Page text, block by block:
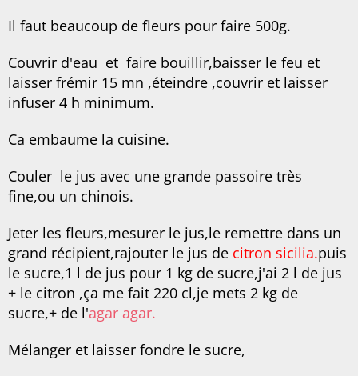
Il faut beaucoup de fleurs pour faire 500g.
Couvrir d'eau et faire bouillir,baisser le feu et
laisser frémir 15 mn ,éteindre ,couvrir et laisser
infuser 4 h minimum.
Ca embaume la cuisine.
Couler le jus avec une grande passoire très
fine,ou un chinois.
Jeter les fleurs,mesurer le jus,le remettre dans un
grand récipient,rajouter le jus de citron sicilia.puis
le sucre,1 l de jus pour 1 kg de sucre,j'ai 2 l de jus
+ le citron ,ça me fait 220 cl,je mets 2 kg de
sucre,+ de l'agar agar.
Mélanger et laisser fondre le sucre,